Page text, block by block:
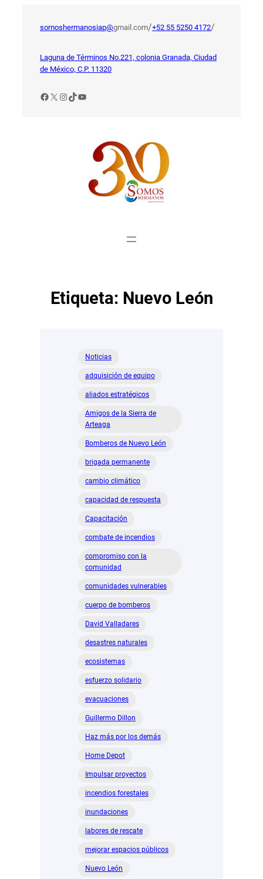
somoshermanosiap@gmail.com/+52 55 5250 4172/
Laguna de Términos No.221, colonia Granada, Ciudad
de México, C.P. 11320
Facebook
X Instagram
TikTok
YouTube
Etiqueta: Nuevo León
Noticias
adquisición de equipo
aliados estratégicos
Amigos de la Sierra de
Arteaga
Bomberos de Nuevo León
brigada permanente
cambio climático
capacidad de respuesta
Capacitación
combate de incendios
compromiso con la
comunidad
comunidades vulnerables
cuerpo de bomberos
David Valladares
desastres naturales
ecosistemas
esfuerzo solidario
evacuaciones
Guillermo Dillon
Haz más por los demás
Home Depot
Impulsar proyectos
incendios forestales
inundaciones
labores de rescate
mejorar espacios públicos
Nuevo León